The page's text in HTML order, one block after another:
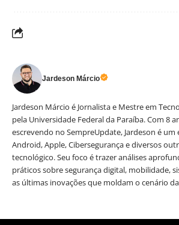
Jardeson Márcio
Jardeson Márcio é Jornalista e Mestre em
pela Universidade Federal da Paraíba. Com 8
escrevendo no SempreUpdate, Jardeson é um
Android, Apple, Cibersegurança e diversos
tecnológico. Seu foco é trazer análises
práticos sobre segurança digital, mobilidade,
as últimas inovações que moldam o cenário